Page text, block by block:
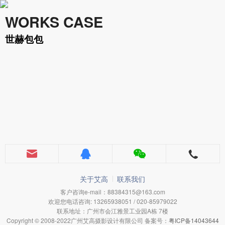
WORKS CASE
世赫包包
关于艾高 联系我们
客户咨询e-mail：88384315@163.com
欢迎您电话咨询: 13265938051 / 020-85979022
联系地址：广州市会江雅景工业园A栋 7楼
Copyright © 2008-2022广州艾高摄影设计有限公司 备案号： 粤ICP备14043644